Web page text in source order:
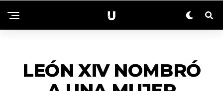
LEÓN XIV NOMBRÓ